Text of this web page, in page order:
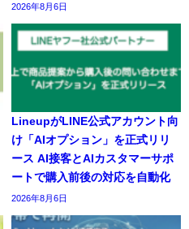
2026年8月6日
LineupがLINE公式アカウント向
け「AIオプション」を正式リリ
ース AI接客とAIカスタマーサポ
ートで購入前後の対応を自動化
2026年8月6日